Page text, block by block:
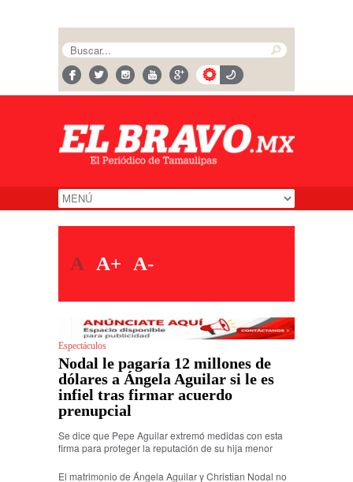
A A+ A-
Espectáculos
Nodal le pagaría 12 millones de
dólares a Ángela Aguilar si le es
infiel tras firmar acuerdo
prenupcial
Se dice que Pepe Aguilar extremó medidas con esta
firma para proteger la reputación de su hija menor
El matrimonio de Ángela Aguilar y Christian Nodal no